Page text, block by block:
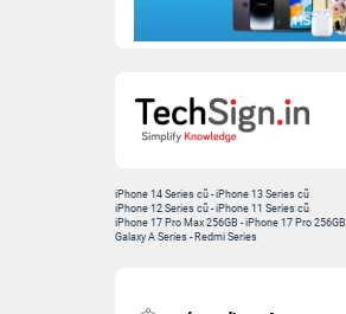
iPhone 14 Series cũ -iPhone 13 Series cũ
iPhone 12 Series cũ -iPhone 11 Series cũ
iPhone 17 Pro Max 256GB -iPhone 17 Pro 256GB
Galaxy A Series - Redmi Series